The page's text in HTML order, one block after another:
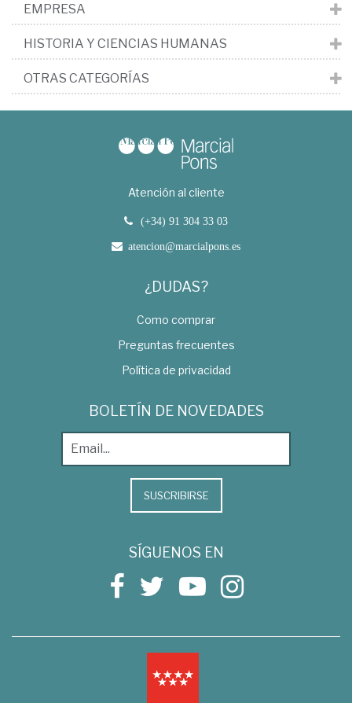
EMPRESA
HISTORIA Y CIENCIAS HUMANAS
OTRAS CATEGORÍAS
Atención al cliente
(+34) 91 304 33 03
atencion@marcialpons.es
¿DUDAS?
Como comprar
Preguntas frecuentes
Política de privacidad
BOLETÍN DE NOVEDADES
SUSCRIBIRSE
SÍGUENOS EN